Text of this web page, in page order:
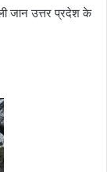
जान उत्तर प्रदेश के